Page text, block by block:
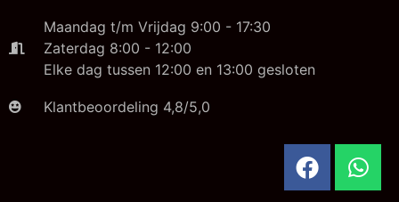
Maandag t/m Vrijdag 9:00 - 17:30
Zaterdag 8:00 - 12:00
Elke dag tussen 12:00 en 13:00 gesloten
Klantbeoordeling 4,8/5,0